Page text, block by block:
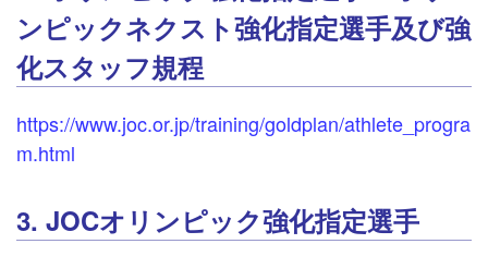
ンピックネクスト強化指定選手及び強
化スタッフ規程
https://www.joc.or.jp/training/goldplan/athlete_progra
m.html
3. JOCオリンピック強化指定選手